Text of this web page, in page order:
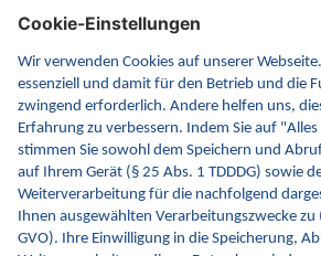
INA ist die nationale
Gesundheitswesen werden. Dafür
kontinuierlich die Inhalte und
Kontakt
Kontaktformular